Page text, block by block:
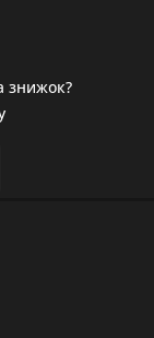
знижок?